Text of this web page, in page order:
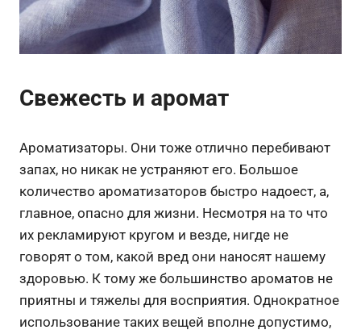
Свежесть и аромат
Ароматизаторы. Они тоже отлично перебивают
запах, но никак не устраняют его. Большое
количество ароматизаторов быстро надоест, а,
главное, опасно для жизни. Несмотря на то что
их рекламируют кругом и везде, нигде не
говорят о том, какой вред они наносят нашему
здоровью. К тому же большинство ароматов не
приятны и тяжелы для восприятия. Однократное
использование таких вещей вполне допустимо,